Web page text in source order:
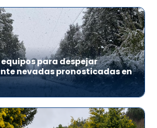
para despejar
nevadas pronosticadas en